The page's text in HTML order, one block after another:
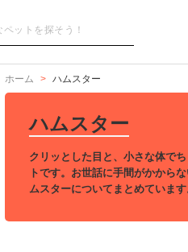
ホーム ハムスター
ハムスター
クリッとした目と、小さな体で
トです。お世話に手間がかから
ムスターについてまとめています